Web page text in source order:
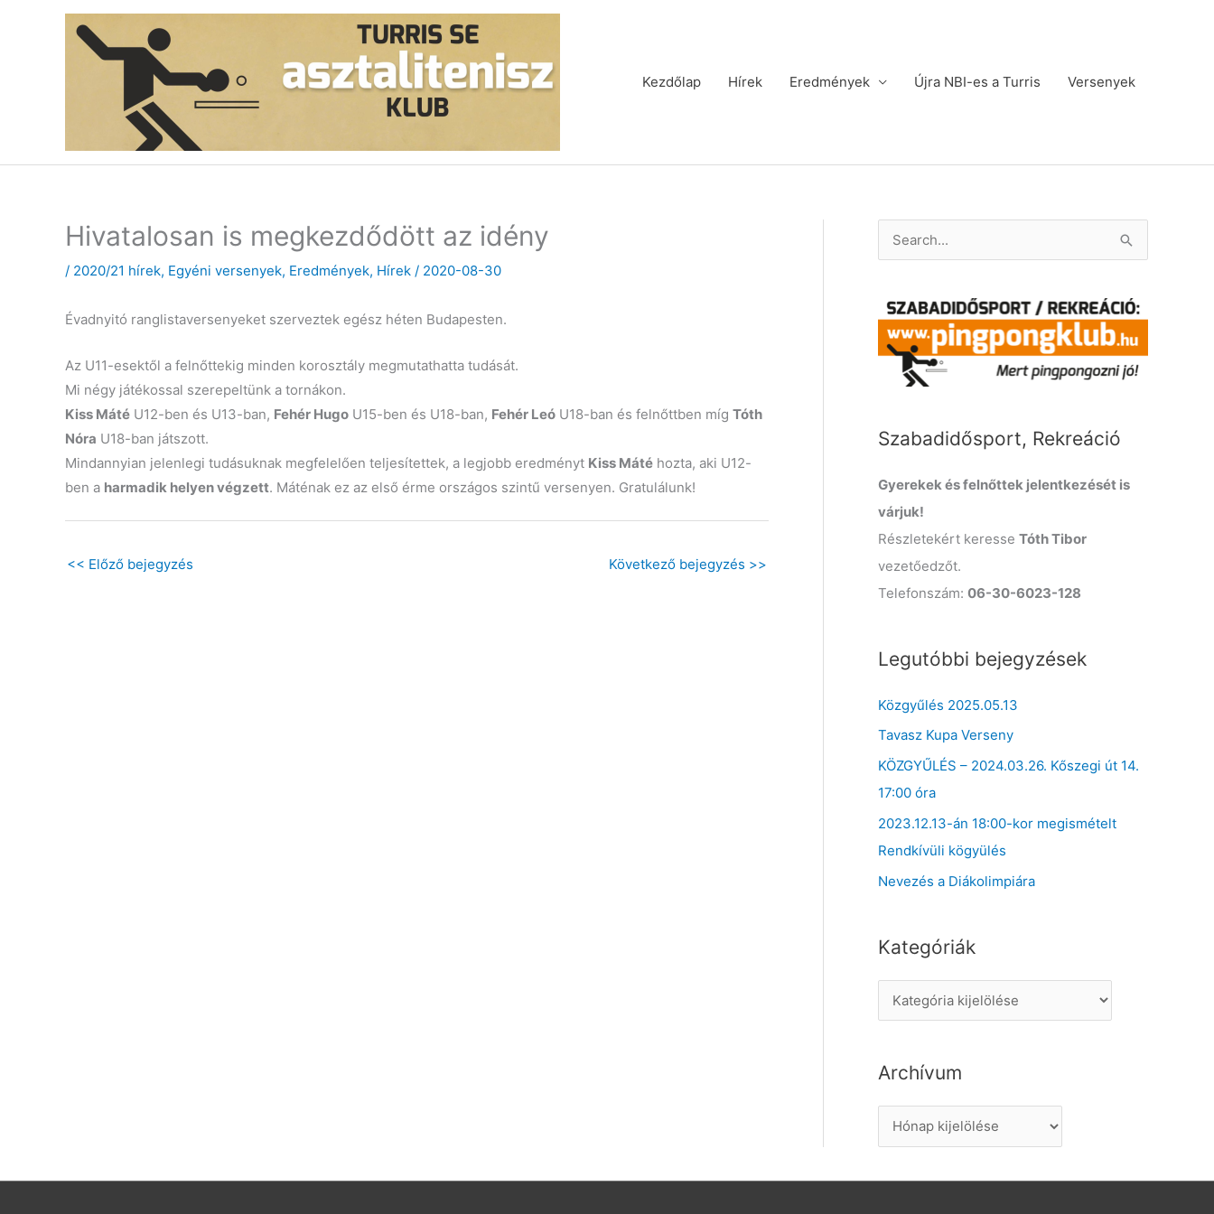
Kezdőlap
Hírek Eredmények Újra NBI-es a Turris Versenyek
Hivatalosan is megkezdődött az idény
/ 2020/21 hírek, Egyéni versenyek, Eredmények, Hírek / 2020-08-30
Évadnyitó ranglistaversenyeket szerveztek egész héten Budapesten.
Az U11-esektől a felnőttekig minden korosztály megmutathatta tudását.
Mi négy játékossal szerepeltünk a tornákon.
Kiss Máté U12-ben és U13-ban, Fehér Hugo U15-ben és U18-ban, Fehér Leó U18-ban és felnőttben míg Tóth
Nóra U18-ban játszott.
Mindannyian jelenlegi tudásuknak megfelelően teljesítettek, a legjobb eredményt Kiss Máté hozta, aki U12-
ben a harmadik helyen végzett. Máténak ez az első érme országos szintű versenyen. Gratulálunk!
<< Előző bejegyzés Következő bejegyzés >>
e
rSzabadidősport, Rekreáció
Gyerekek és felnőttek jelentkezését is
várjuk!
Részletekért keresse Tóth Tibor
vezetőedzőt.
Telefonszám: 06-30-6023-128
Legutóbbi bejegyzések
Közgyűlés 2025.05.13
Tavasz Kupa Verseny
KÖZGYŰLÉS – 2024.03.26. Kőszegi út 14.
17:00 óra
2023.12.13-án 18:00-kor megismételt
Rendkívüli kögyülés
Nevezés a Diákolimpiára
Kategóriák
a
e
i
Archívum
r